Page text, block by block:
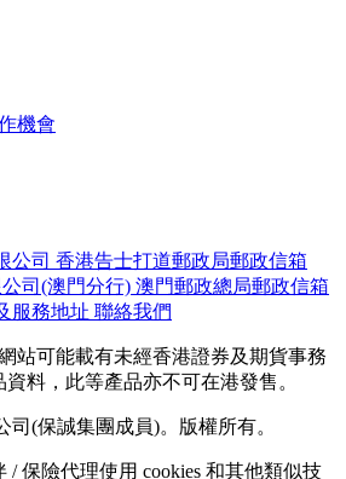
機會
公司 香港告士打道郵政局郵政信箱
司(澳門分行) 澳門郵政總局郵政信箱
服務地址 聯絡我們
站可能載有未經香港證券及期貨事務
料，此等產品亦不可在港發售。
司(保誠集團成員)。版權所有。
/ 保險代理使用 cookies 和其他類似技